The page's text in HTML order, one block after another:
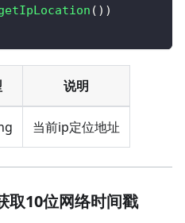
( ) )
说明
当前ip定位地址
10位网络时间戳